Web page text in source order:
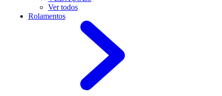
Ver todos
Rolamentos